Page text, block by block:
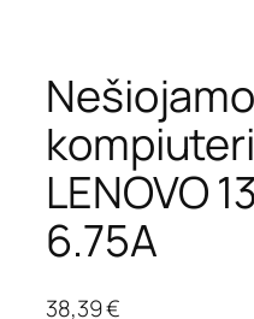
Nešiojamo
LENOVO
6.75A
38,39€